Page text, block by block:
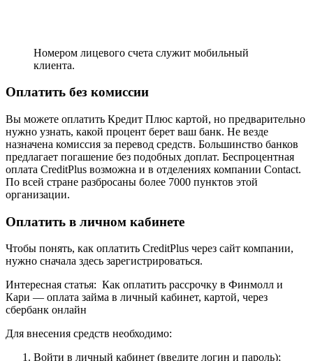
Номером лицевого счета служит мобильный
клиента.
Оплатить без комиссии
Вы можете оплатить Кредит Плюс картой, но предварительно
нужно узнать, какой процент берет ваш банк. Не везде
назначена комиссия за перевод средств. Большинство банков
предлагает погашение без подобных доплат. Беспроцентная
оплата CreditPlus возможна и в отделениях компании Contact.
По всей стране разбросаны более 7000 пунктов этой
организации.
Оплатить в личном кабинете
Чтобы понять, как оплатить CreditPlus через сайт компании,
нужно сначала здесь зарегистрироваться.
Интересная статья: Как оплатить рассрочку в Финмолл и
Кари — оплата займа в личный кабинет, картой, через
сбербанк онлайн
Для внесения средств необходимо:
Войти в личный кабинет (введите логин и пароль);